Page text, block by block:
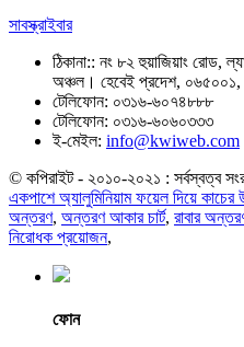
সাবস্ক্রাইবার
ঠিকানা:: নং ৮২ হুয়াজিয়াং রোড,
অঞ্চল। হেবেই প্রদেশ, ০৬৫০০১,
টেলিফোন: ০৩১৬-৬০৭৪৮৮৮
টেলিফোন: ০৩১৬-৬০৬০৩৩৩
ই-মেইল: info@kwiweb.com
© কপিরাইট - ২০১০-২০২১ : সর্বস্বত্ব
একপাশে অ্যালুমিনিয়াম ফয়েল দিয়ে
অন্তরণ, অন্তরণ আকার চার্ট, রাবার
নিরোধক প্রয়োজন,
ফোন